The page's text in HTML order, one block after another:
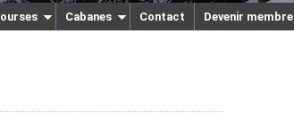
Cabanes Contact Devenir membre